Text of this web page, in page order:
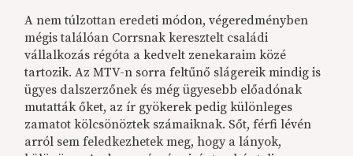
A nem túlzottan eredeti módon, végeredményben
mégis találóan Corrsnak keresztelt családi
vállalkozás régóta a kedvelt zenekaraim közé
tartozik. Az MTV-n sorra feltűnő slágereik mindig is
ügyes dalszerzőnek és még ügyesebb előadónak
mutatták őket, az ír gyökerek pedig különleges
zamatot kölcsönöztek számaiknak. Sőt, férfi lévén
arról sem feledkezhetek meg, hogy a lányok,